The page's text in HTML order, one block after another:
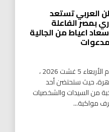
العربي تستعد
الجاري بمصر الفاعلة
اعياط من الجالية
كتب / شادياحمد ستتجه الأنظار يوم الأربعاء 5 غشت 2026 ،
حيث ستحتضن أحد
من السيدات والشخصيات
مواكبة...